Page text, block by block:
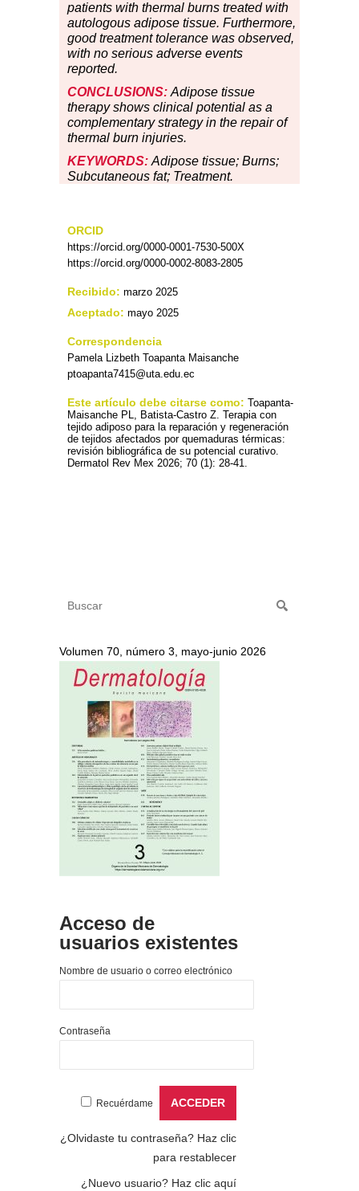
patients with thermal burns treated with
autologous adipose tissue. Furthermore,
good treatment tolerance was observed,
with no serious adverse events
reported.
CONCLUSIONS: Adipose tissue
therapy shows clinical potential as a
complementary strategy in the repair of
thermal burn injuries.
KEYWORDS: Adipose tissue; Burns;
Subcutaneous fat; Treatment.
ORCID
https://orcid.org/0000-0001-7530-500X
https://orcid.org/0000-0002-8083-2805
Recibido: marzo 2025
Aceptado: mayo 2025
Correspondencia
Pamela Lizbeth Toapanta Maisanche
ptoapanta7415@uta.edu.ec
Este artículo debe citarse como: Toapanta-
Maisanche PL, Batista-Castro Z. Terapia con
tejido adiposo para la reparación y regeneración
de tejidos afectados por quemaduras térmicas:
revisión bibliográfica de su potencial curativo.
Dermatol Rev Mex 2026; 70 (1): 28-41.
Volumen 70, número 3, mayo-junio 2026
Acceso de
usuarios existentes
Nombre de usuario o correo electrónico
Contraseña
Recuérdame
¿Olvidaste tu contraseña? Haz clic
para restablecer
¿Nuevo usuario? Haz clic aquí